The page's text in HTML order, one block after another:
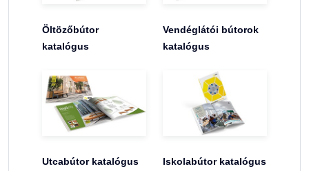
Öltözőbútor
katalógus
Vendéglátói bútorok
katalógus
Utcabútor katalógus Iskolabútor katalógus